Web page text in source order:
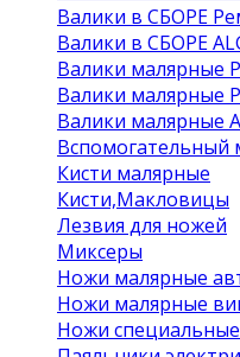
Валики в СБОРЕ
Валики в СБОРЕ
Валики малярные
Валики малярные
Валики малярные
Вспомогательный
Кисти малярные
Кисти,Макловицы
Лезвия для ножей
Миксеры
Ножи малярные
Ножи малярные
Ножи